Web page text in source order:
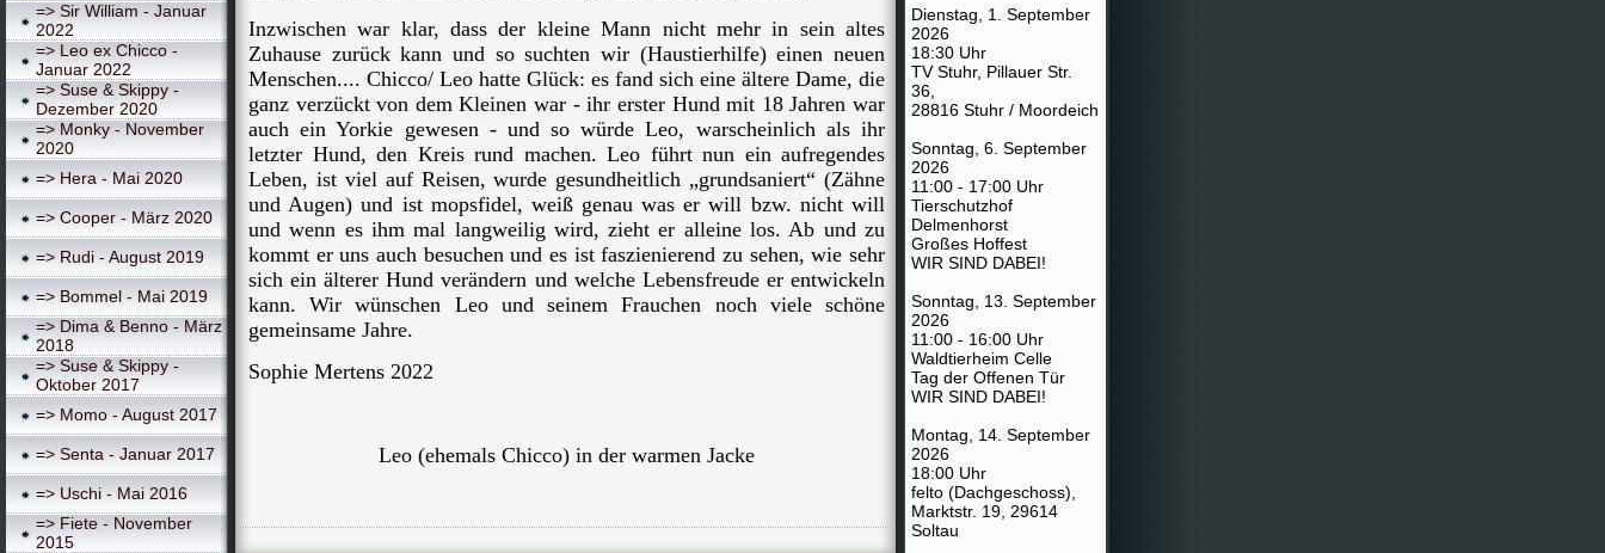
=> Sir William - Januar
2022
=> Leo ex Chicco -
Januar 2022
=> Suse & Skippy -
Dezember 2020
=> Monky - November
2020
=> Hera - Mai 2020
=> Cooper - März 2020
=> Rudi - August 2019
=> Bommel - Mai 2019
=> Dima & Benno - März
2018
=> Suse & Skippy -
Oktober 2017
=> Momo - August 2017
=> Senta - Januar 2017
=> Uschi - Mai 2016
=> Fiete - November
2015
Inzwischen war klar, dass der kleine Mann nicht mehr in sein altes
Zuhause zurück kann und so suchten wir (Haustierhilfe) einen neuen
Menschen.... Chicco/ Leo hatte Glück: es fand sich eine ältere Dame, die
ganz verzückt von dem Kleinen war - ihr erster Hund mit 18 Jahren war
auch ein Yorkie gewesen - und so würde Leo, warscheinlich als ihr
letzter Hund, den Kreis rund machen. Leo führt nun ein aufregendes
Leben, ist viel auf Reisen, wurde gesundheitlich „grundsaniert“ (Zähne
und Augen) und ist mopsfidel, weiß genau was er will bzw. nicht will
und wenn es ihm mal langweilig wird, zieht er alleine los. Ab und zu
kommt er uns auch besuchen und es ist faszienierend zu sehen, wie sehr
sich ein älterer Hund verändern und welche Lebensfreude er entwickeln
kann. Wir wünschen Leo und seinem Frauchen noch viele schöne
gemeinsame Jahre.
Sophie Mertens 2022
Leo (ehemals Chicco) in der warmen Jacke
Dienstag, 1. September
2026
18:30 Uhr
TV Stuhr, Pillauer Str.
36,
28816 Stuhr / Moordeich
Sonntag, 6. September
2026
11:00 - 17:00 Uhr
Tierschutzhof
Delmenhorst
Großes Hoffest
WIR SIND DABEI!
Sonntag, 13. September
2026
11:00 - 16:00 Uhr
Waldtierheim Celle
Tag der Offenen Tür
WIR SIND DABEI!
Montag, 14. September
2026
18:00 Uhr
felto (Dachgeschoss),
Marktstr. 19, 29614
Soltau